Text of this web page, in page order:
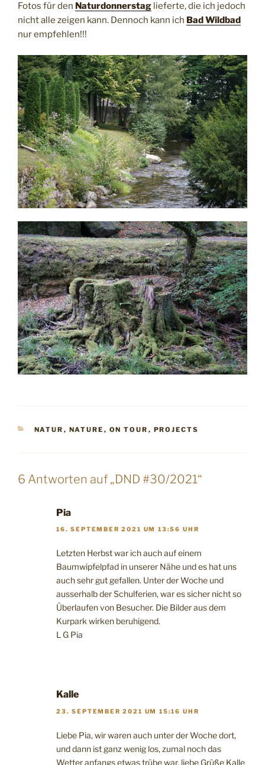
Fotos für den Naturdonnerstag lieferte, die ich jedoch
nicht alle zeigen kann. Dennoch kann ich Bad Wildbad
nur empfehlen!!!
KATEGORIEN
NATUR , NATURE , ON TOUR , PROJECTS
6 Antworten auf „DND #30/2021“
Pia
16. SEPTEMBER 2021 UM 13:56 UHR
Letzten Herbst war ich auch auf einem
Baumwipfelpfad in unserer Nähe und es hat uns
auch sehr gut gefallen. Unter der Woche und
ausserhalb der Schulferien, war es sicher nicht so
Überlaufen von Besucher. Die Bilder aus dem
Kurpark wirken beruhigend.
L G Pia
Kalle
23. SEPTEMBER 2021 UM 15:16 UHR
Liebe Pia, wir waren auch unter der Woche dort,
und dann ist ganz wenig los, zumal noch das
Wetter anfangs etwas trübe war, liebe Grüße Kalle